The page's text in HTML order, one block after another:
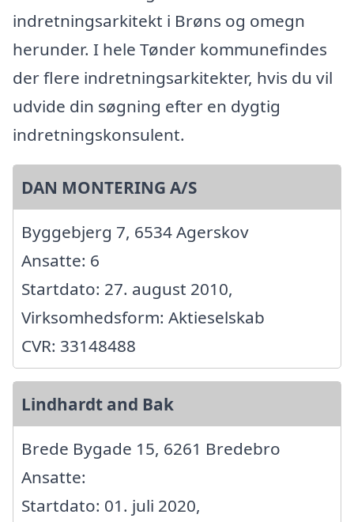
indretningsarkitekt i Brøns og omegn
herunder. I hele Tønder kommunefindes
der flere indretningsarkitekter, hvis du vil
udvide din søgning efter en dygtig
indretningskonsulent.
DAN MONTERING A/S
Byggebjerg 7, 6534 Agerskov
Ansatte: 6
Startdato: 27. august 2010,
Virksomhedsform: Aktieselskab
CVR: 33148488
Lindhardt and Bak
Brede Bygade 15, 6261 Bredebro
Ansatte:
Startdato: 01. juli 2020,